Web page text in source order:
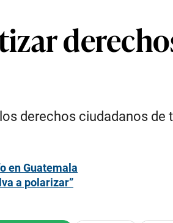
derechos ciudadanos de
en Guatemala
a polarizar”